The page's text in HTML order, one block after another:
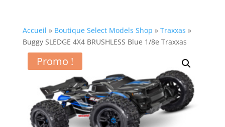
Accueil » Boutique Select Models Shop » Traxxas »
Buggy SLEDGE 4X4 BRUSHLESS Blue 1/8e Traxxas
Promo !